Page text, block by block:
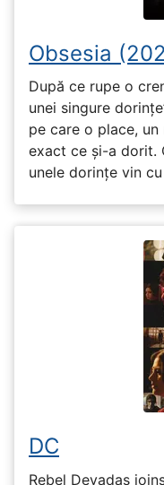
Obsesia
După ce rupe o
unei singure
pe care o place,
exact ce și-a dorit.
unele dorințe vin
DC
Rebel Devadas